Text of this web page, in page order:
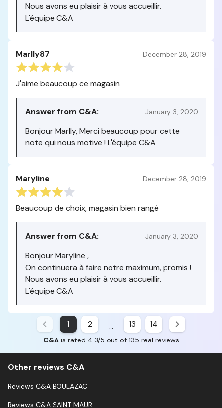
Nous avons eu plaisir à vous accueillir.
L'équipe C&A
Marlly87 December 28, 2019
J'aime beaucoup ce magasin
Answer from C&A: January 3, 2020
Bonjour Marlly, Merci beaucoup pour cette
note qui nous motive ! L'équipe C&A
Maryline December 28, 2019
Beaucoup de choix, magasin bien rangé
Answer from C&A: January 3, 2020
Bonjour Maryline ,
On continuera à faire notre maximum, promis !
Nous avons eu plaisir à vous accueillir.
L'équipe C&A
1 2 ... 13 14
C&A is rated 4.3/5 out of 135 real reviews
Other reviews C&A
Reviews C&A BOULAZAC
Reviews C&A SAINT MAUR